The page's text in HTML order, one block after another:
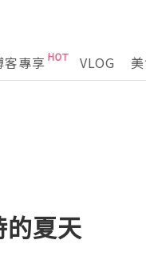
客專享 VLOG
夏天